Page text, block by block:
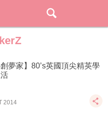
創夢家】80’s英國頂尖精英學
2014